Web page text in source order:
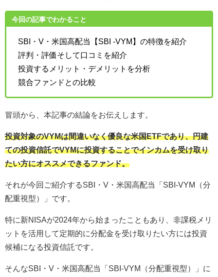
今回の記事でわかること
SBI・V・米国高配当【SBI -VYM】の特徴を紹介
評判・評価そして口コミを紹介
投資するメリット・デメリットを分析
競合ファンドとの比較
冒頭から、本記事の結論をお伝えします。
投資対象のVYMは間違いなく優良な米国ETFであり、円建
ての投資信託でVYMに投資することでインカムを受け取り
たい方にオススメできるファンド。
それが今回ご紹介するSBI・V・米国高配当「SBI-VYM（分
配重視型）」です。
特に新NISAが2024年から始まったこともあり、非課税メリ
ットを活用して定期的に分配金を受け取りたい方には投資
候補になる投資信託です。
そんなSBI・V・米国高配当「SBI-VYM（分配重視型）」に